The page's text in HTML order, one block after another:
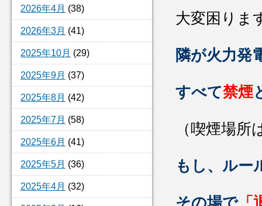
2026年4月 (38)
2026年3月 (41)
2025年10月 (29)
2025年9月 (37)
2025年8月 (42)
2025年7月 (58)
2025年6月 (41)
2025年5月 (36)
2025年4月 (32)
大変困りま
隣が火力発
すべて禁煙
（喫煙場
もし、ルー
その場で「